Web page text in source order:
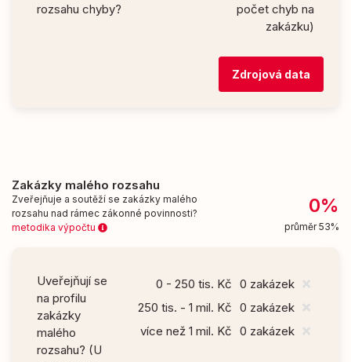
rozsahu chyby?
počet chyb na
zakázku)
Zdrojová data
Zakázky malého rozsahu
Zveřejňuje a soutěží se zakázky malého
rozsahu nad rámec zákonné povinnosti?
metodika výpočtu
0%
průměr 53%
Uveřejňují se
na profilu
zakázky
malého
rozsahu? (U
0 - 250 tis. Kč 0 zakázek
250 tis. - 1 mil. Kč 0 zakázek
více než 1 mil. Kč 0 zakázek